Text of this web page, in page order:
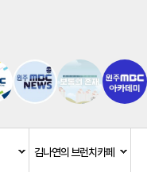
김나연의 브런치카페